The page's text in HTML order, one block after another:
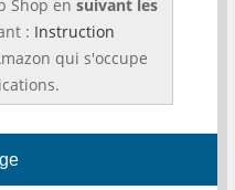
Shop en suivant les
: Instruction
qui s'occupe